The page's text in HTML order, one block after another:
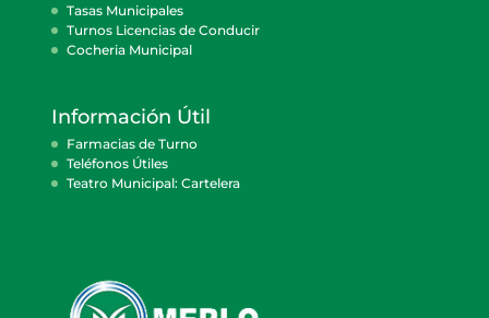
Tasas Municipales
Turnos Licencias de Conducir
Cocheria Municipal
Información Útil
Farmacias de Turno
Teléfonos Útiles
Teatro Municipal: Cartelera